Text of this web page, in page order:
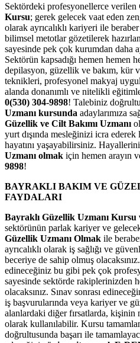
Sektördeki profesyonellerce verilen
Kursu; gerek gelecek vaat eden
olarak ayrıcalıklı kariyeri ile
bilimsel metotlar gözetilerek
sayesinde pek çok kurumdan daha
Sektörün kapsadığı hemen hemen
depilasyon, güzellik ve bakım, kür
teknikleri, profesyonel makyaj
alanda donanımlı ve nitelikli
0(530) 304-9898! Talebiniz
Uzmanı kursunda adaylarımıza
Güzellik ve Cilt Bakımı Uzmanı
yurt dışında mesleğinizi icra
hayatını yaşayabilirsiniz.
Uzmanı olmak için hemen arayın
9898!
BAYRAKLI BAKIM VE
FAYDALARI
Bayraklı Güzellik Uzmanı
sektörünün parlak kariyer ve
Güzellik Uzmanı Olmak ile
ayrıcalıklı olarak iş sağlığı ve
beceriye de sahip olmuş olacaksınız.
edineceğiniz bu gibi pek çok
sayesinde sektörde rakiplerinizden
olacaksınız. Sınav sonrası
iş başvurularında veya kariyer ve
alanlardaki diğer fırsatlarda, kişinin
olarak kullanılabilir. Kursu
doğrultusunda başarı ile